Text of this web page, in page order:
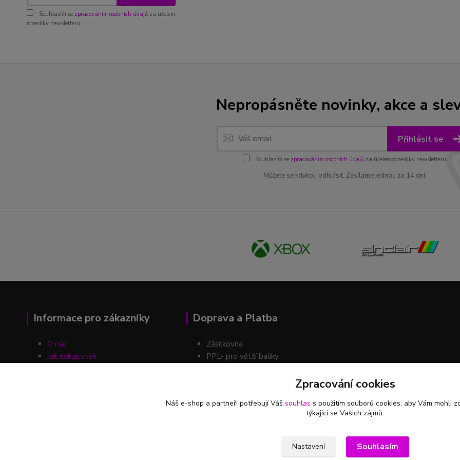
Souhlasím se zpracováním osobních údajů za účelem
rozesílky newsletteru.
Nepropásněte novinky, akce a
Přihlásit se
Souhlasím se zpracováním osobních údajůza účelem rozesílky newsletteru.
Můžete se kdykoli odhlásit. Zasíláme jednou za 14 dní.
Informace pro zákazníky
O nás
Jak nakupovat
Doprava a Platba
Zásilkovna
PPL- pro větší balíky
Možnost platby na účet i na dobírkuZpracování cookies
Náš e-shop a partneři potřebují Váš souhlas s použitím souborů cookies, aby Vám mohli
týkající se Vašich zájmů.
Nastavení Souhlasím